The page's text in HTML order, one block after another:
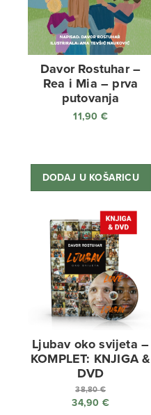
Davor Rostuhar –
Rea i Mia – prva
putovanja
11,90 €
DODAJ U KOŠARICU
Ljubav oko svijeta –
KOMPLET: KNJIGA &
DVD
38,80€
Izvorna
34,90 €